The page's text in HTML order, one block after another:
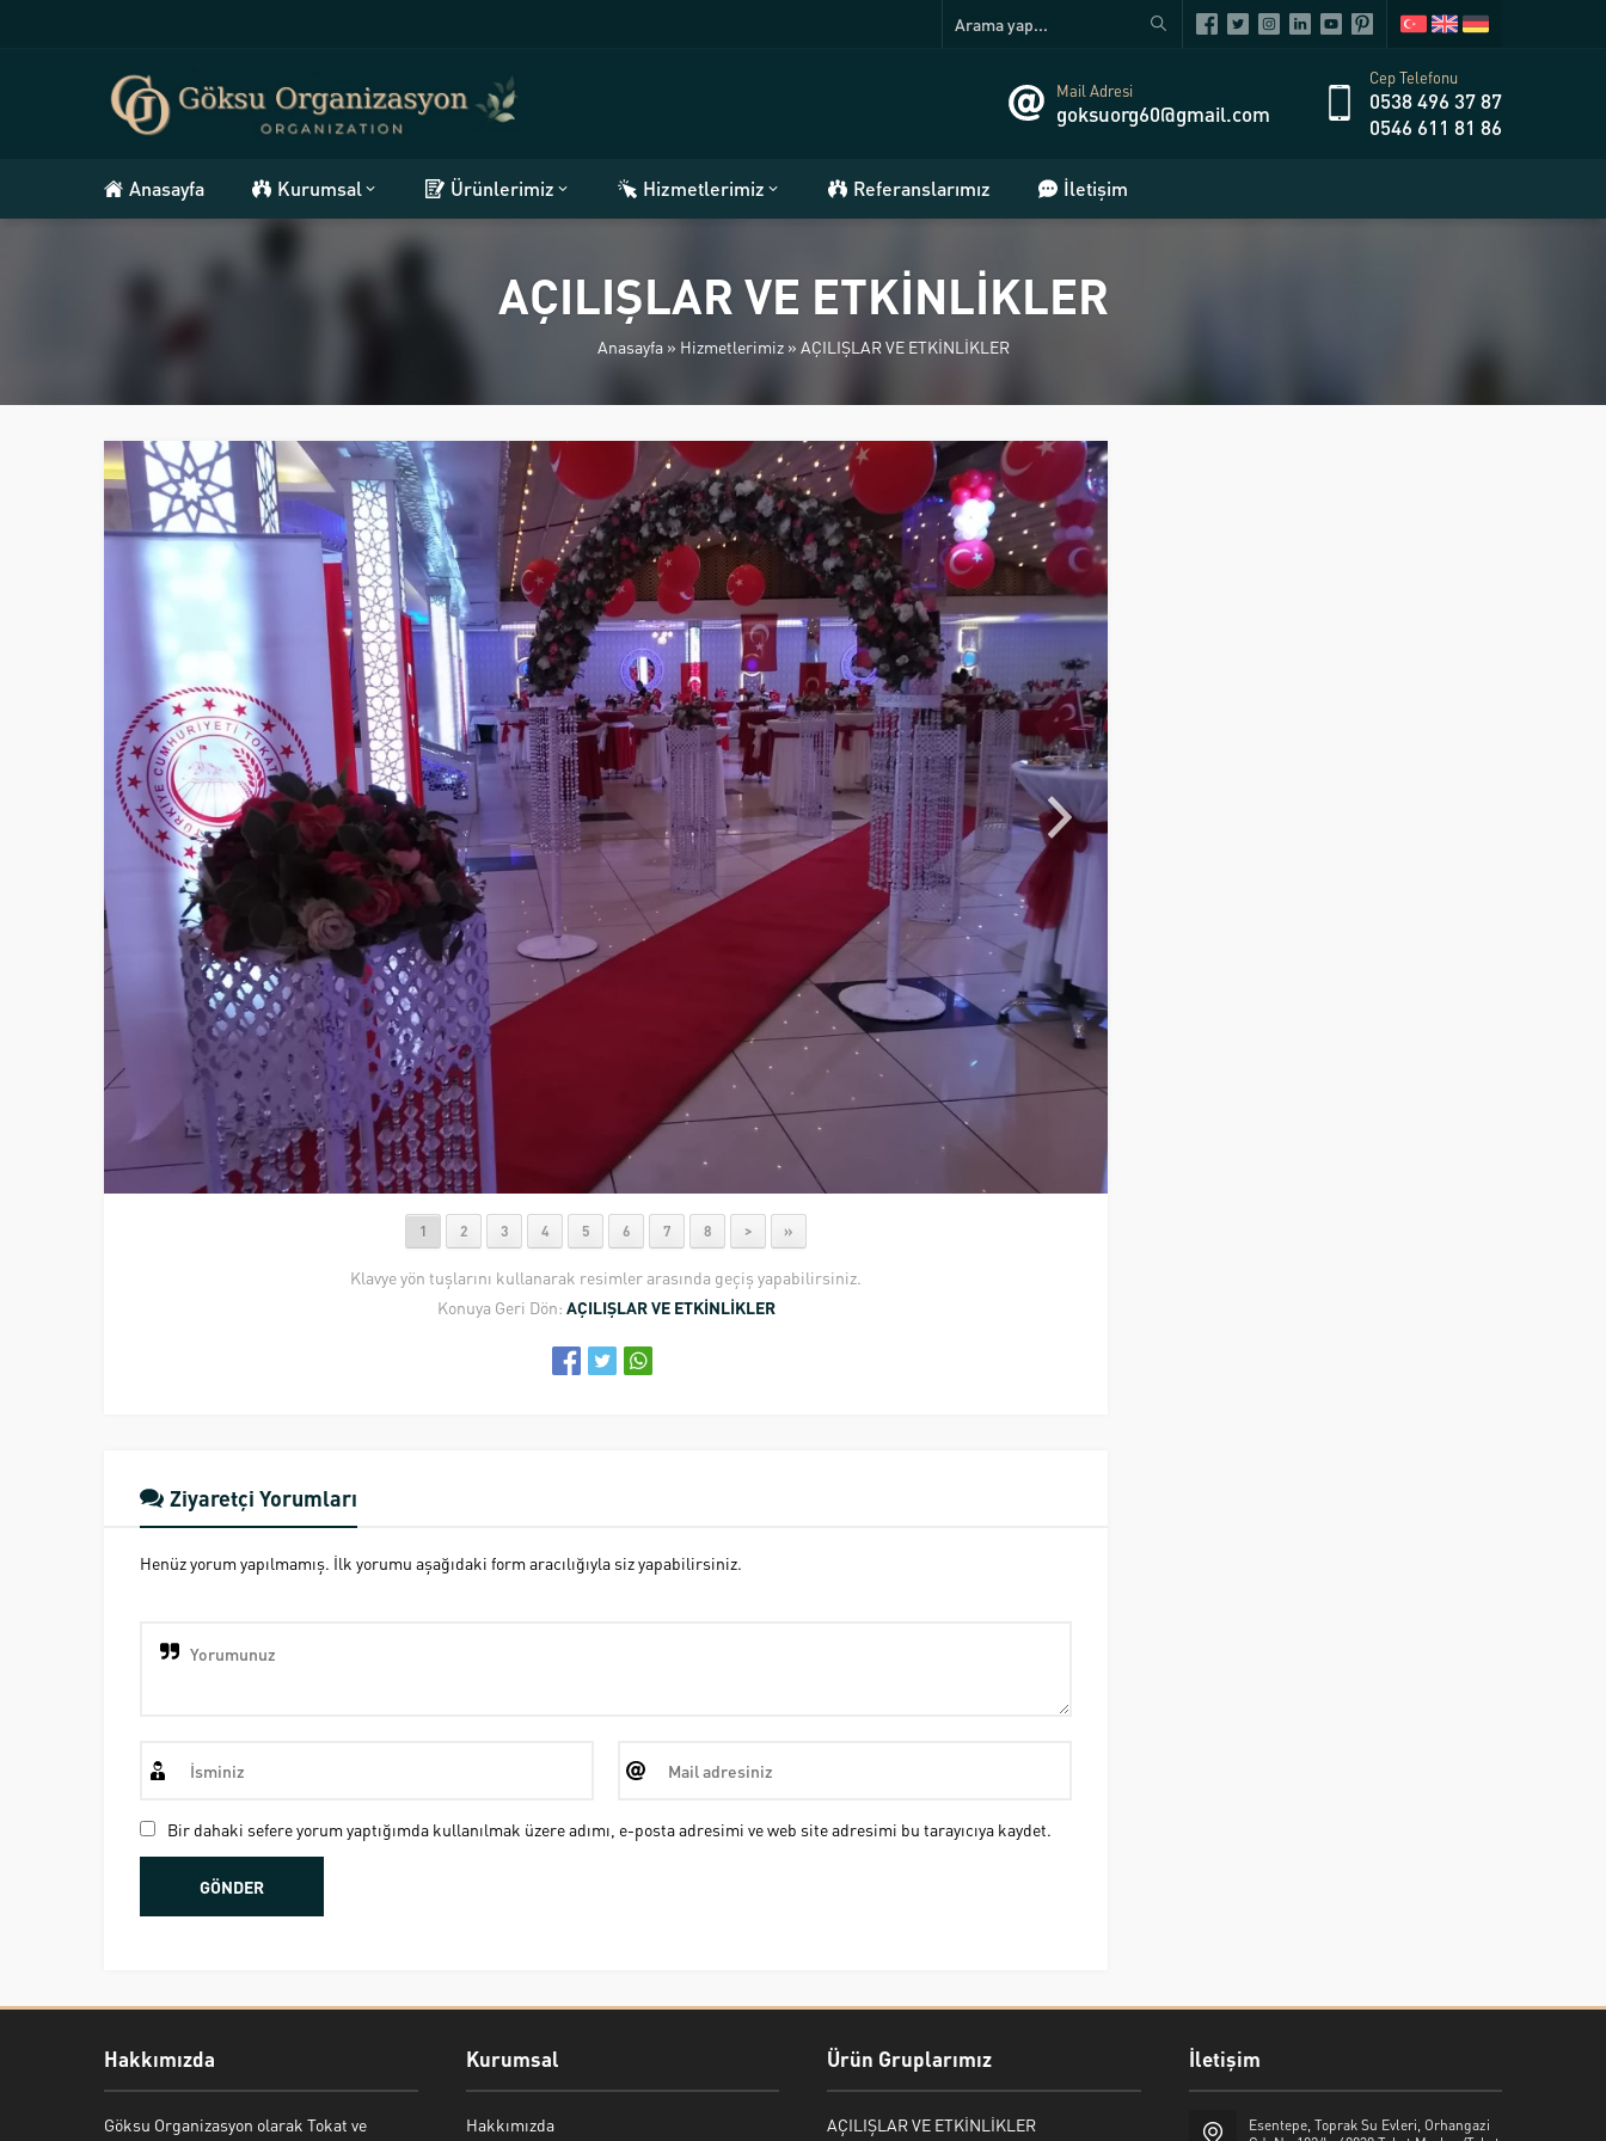
Mail Adresi
goksuorg60@gmail.com
Cep Telefonu
0538 496 37 87
0546 611 81 86
Anasayfa Kurumsal Ürünlerimiz Hizmetlerimiz Referanslarımız İletişim
AÇILIŞLAR VE ETKİNLİKLER
Anasayfa» Hizmetlerimiz» AÇILIŞLAR VE ETKİNLİKLER
1 2 3 4 5 6 7 8 > »
Klavye yön tuşlarını kullanarak resimler arasında geçiş yapabilirsiniz.
Konuya Geri Dön: AÇILIŞLAR VE ETKİNLİKLER
Ziyaretçi Yorumları
Henüz yorum yapılmamış. İlk yorumu aşağıdaki form aracılığıyla siz yapabilirsiniz.
Bir dahaki sefere yorum yaptığımda kullanılmak üzere adımı, e-posta adresimi ve web site adresimi bu tarayıcıya kaydet.
Hakkımızda
Göksu Organizasyon olarak Tokat ve
Kurumsal
Hakkımızda
Ürün Gruplarımız
AÇILIŞLAR VE ETKİNLİKLER
İletişim
Esentepe, Toprak Su Evleri, Orhangazi
Bekir Kiper